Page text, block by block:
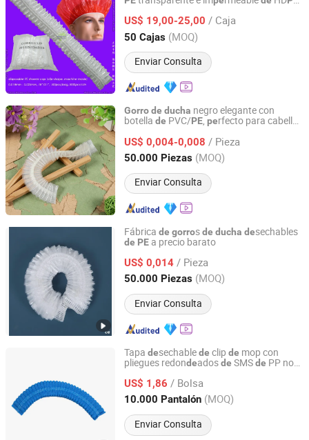
fruncida y clip en formade
US$ 19,00-25,00 / Caja
50 Cajas (MOQ)
Enviar Consulta
Wuhan Woohoo Co., Ltd.
Hubei, China Desde 2014
Gorrode ducha negro elegante con
botella de PVC/PE, perfecto para cabello
US$ 0,004-0,008 / Pieza
50.000 Piezas (MOQ)
Enviar Consulta
Yangzhou New Lotus Plastic & Daily Chemicals Co., Ltd.
Jiangsu, China Desde 2025
Fábrica de gorrosde ducha desechables
de PE a precio barato
US$ 0,014 / Pieza
50.000 Piezas (MOQ)
Enviar Consulta
HEYUAN RUIJIAN PLASTIC PRODUCTS CO., LTD.
Guangdong, China Desde 2006
Tapa desechablede clip de mop con
pliegues redondeadosde SMSde PP no
en hotel
US$ 1,86 / Bolsa
10.000 Pantalón (MOQ)
Enviar Consulta
Hubei Qianjiang Kingphar Medical Material Co., Ltd.
Hubei, China Desde 2020